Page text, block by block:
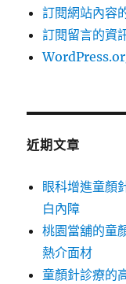
訂閱網站內容
訂閱留言的資
近期文章
眼科增進童顏
白內障
桃園當舖的童
熱介面材
童顏針診療的